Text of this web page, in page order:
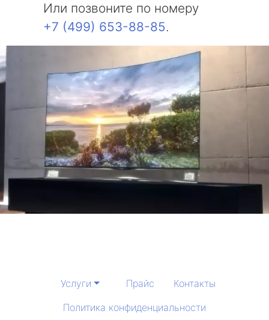
Или позвоните по номеру
+7 (499) 653-88-85.
Услуги Прайс
Контакты
Политика конфиденциальности